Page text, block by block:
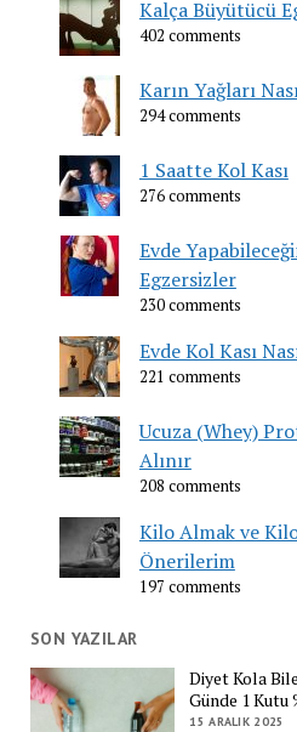
Kalça Büyütücü
402 comments
Karın Yağları
294 comments
1 Saatte Kol Kası
276 comments
Evde
Egzersizler
230 comments
Evde Kol Kası
221 comments
Ucuza (Whey)
Alınır
208 comments
Kilo Almak ve
Önerilerim
197 comments
SON YAZILAR
Diyet Kola
Günde 1 Kutu
15 ARALIK 2025